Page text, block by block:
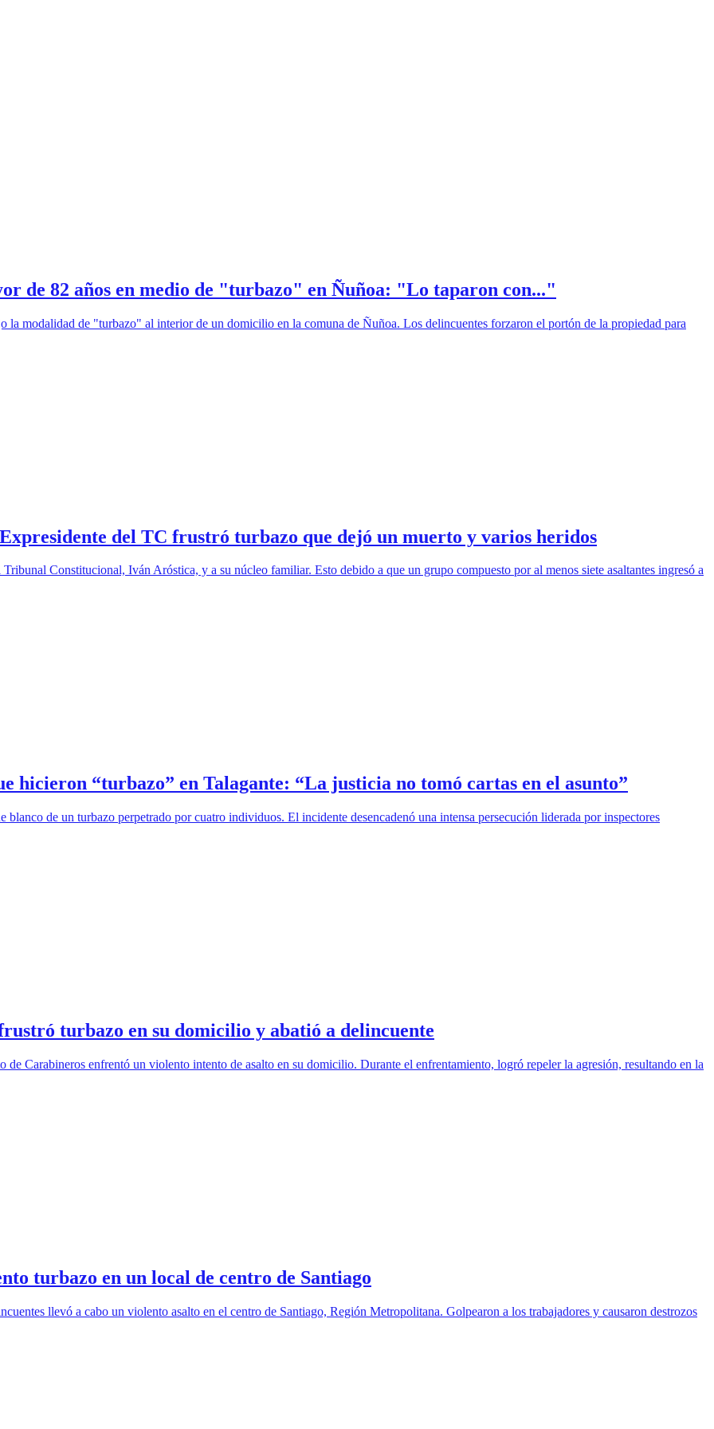
de 82 años en medio de "turbazo" en Ñuñoa: "Lo taparon con..."
modalidad de "turbazo" al interior de un domicilio en la comuna de Ñuñoa. Los delincuentes forzaron el portón de la propiedad para
del TC frustró turbazo que dejó un muerto y varios heridos
Constitucional, Iván Aróstica, y a su núcleo familiar. Esto debido a que un grupo compuesto por al menos siete asaltantes ingresó a
hicieron “turbazo” en Talagante: “La justicia no tomó cartas en el asunto”
de un turbazo perpetrado por cuatro individuos. El incidente desencadenó una intensa persecución liderada por inspectores
turbazo en su domicilio y abatió a delincuente
Carabineros enfrentó un violento intento de asalto en su domicilio. Durante el enfrentamiento, logró repeler la agresión, resultando en la
turbazo en un local de centro de Santiago
llevó a cabo un violento asalto en el centro de Santiago, Región Metropolitana. Golpearon a los trabajadores y causaron destrozos